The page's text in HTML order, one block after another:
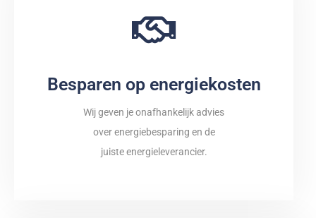
Besparen op energiekosten
Wij geven je onafhankelijk advies
over energiebesparing en de
juiste energieleverancier.